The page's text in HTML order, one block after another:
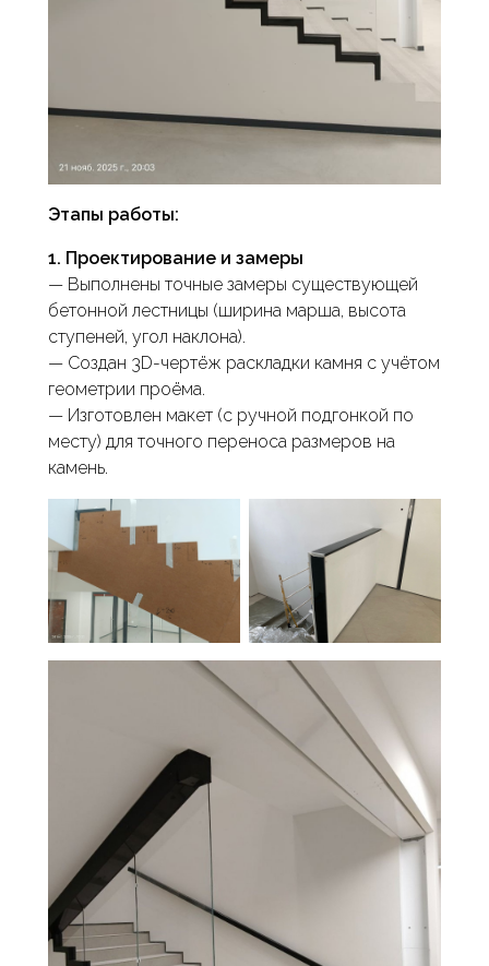
Этапы работы:
1. Проектирование и замеры
— Выполнены точные замеры существующей
бетонной лестницы (ширина марша, высота
ступеней, угол наклона).
— Создан 3D-чертёж раскладки камня с учётом
геометрии проёма.
— Изготовлен макет (с ручной подгонкой по
месту) для точного переноса размеров на
камень.